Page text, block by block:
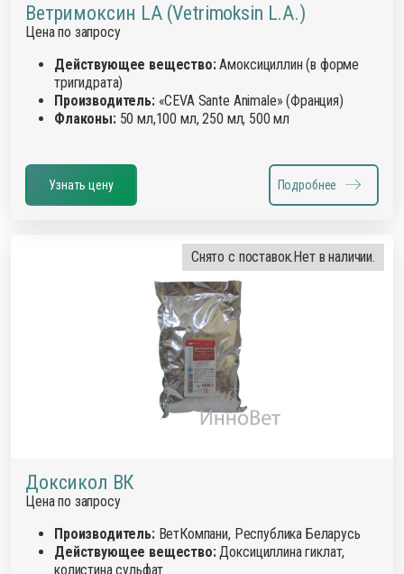
Ветримоксин LA (Vetrimoksin L.A.)
Цена по запросу
Действующее вещество:Амоксициллин (в форме
тригидрата)
Производитель:«CEVA Sante Animale» (Франция)
Флаконы:50 мл,100 мл, 250 мл, 500 мл
Узнать цену Подробнее
Снято с поставок.Нет в наличии.
Доксикол ВК
Цена по запросу
Производитель:ВетКомпани, Республика Беларусь
Действующее вещество:Доксициллина гиклат,
колистина сульфат